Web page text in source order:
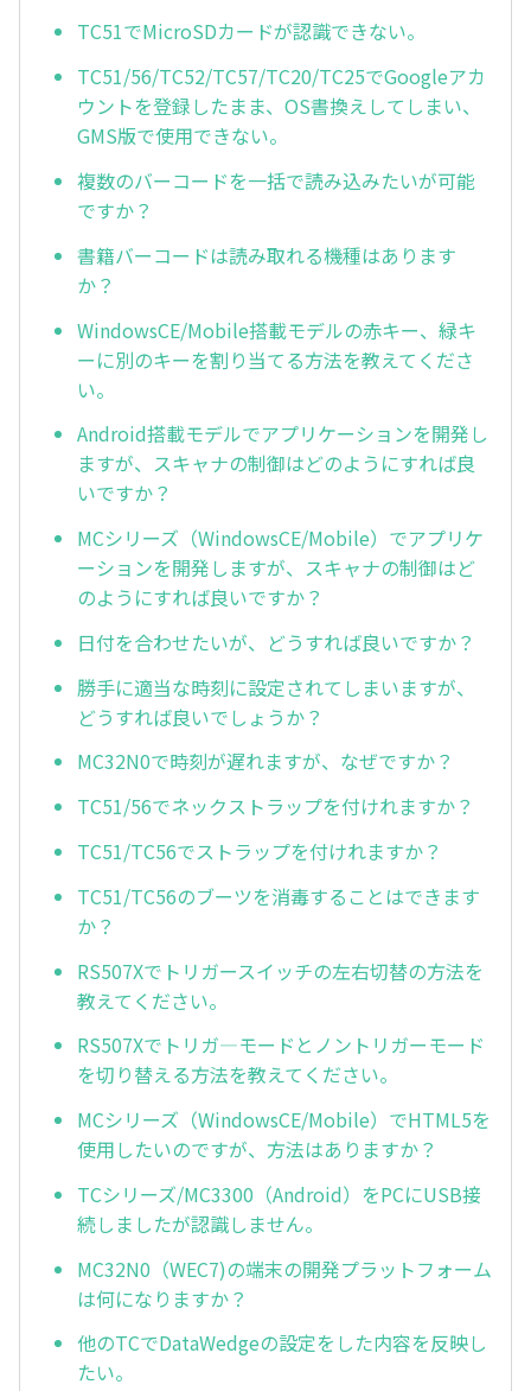
TC51でMicroSDカードが認識できない。
TC51/56/TC52/TC57/TC20/TC25でGoogleアカ
ウントを登録したまま、OS書換えしてしまい、
GMS版で使用できない。
複数のバーコードを一括で読み込みたいが可能
ですか？
書籍バーコードは読み取れる機種はあります
か？
WindowsCE/Mobile搭載モデルの赤キー、緑キ
ーに別のキーを割り当てる方法を教えてくださ
い。
Android搭載モデルでアプリケーションを開発し
ますが、スキャナの制御はどのようにすれば良
いですか？
MCシリーズ（WindowsCE/Mobile）でアプリケ
ーションを開発しますが、スキャナの制御はど
のようにすれば良いですか？
日付を合わせたいが、どうすれば良いですか？
勝手に適当な時刻に設定されてしまいますが、
どうすれば良いでしょうか？
MC32N0で時刻が遅れますが、なぜですか？
TC51/56でネックストラップを付けれますか？
TC51/TC56でストラップを付けれますか？
TC51/TC56のブーツを消毒することはできます
か？
RS507Xでトリガースイッチの左右切替の方法を
教えてください。
RS507Xでトリガ—モードとノントリガーモード
を切り替える方法を教えてください。
MCシリーズ（WindowsCE/Mobile）でHTML5を
使用したいのですが、方法はありますか？
TCシリーズ/MC3300（Android）をPCにUSB接
続しましたが認識しません。
MC32N0（WEC7)の端末の開発プラットフォーム
は何になりますか？
他のTCでDataWedgeの設定をした内容を反映し
たい。